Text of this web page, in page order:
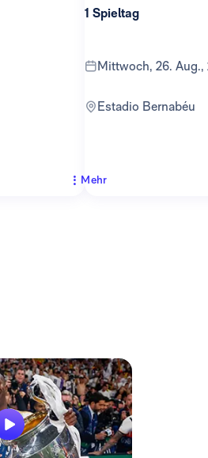
1 Spieltag
Mittwoch, 26.
Estadio Bernabéu
Mehr